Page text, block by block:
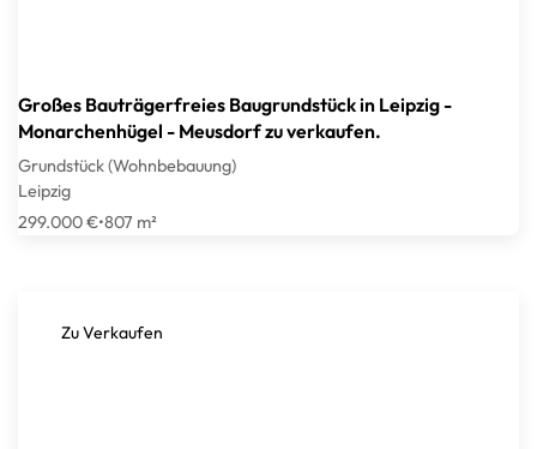
Großes Bauträgerfreies Baugrundstück in Leipzig -
Monarchenhügel - Meusdorf zu verkaufen.
Grundstück (Wohnbebauung)
Leipzig
299.000 €•807 m²
Zu Verkaufen